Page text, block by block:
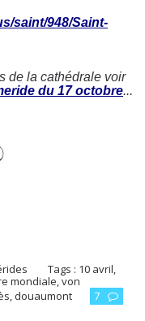
saint/948/Saint-
de la cathédrale voir
du 17 octobre...
Tags : 10 avril,
mondiale,von
, douaumont 7